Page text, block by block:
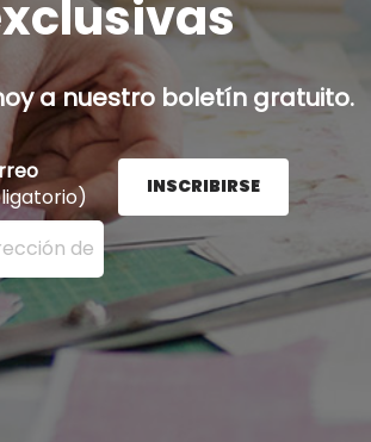
a nuestro boletín gratuito.
de correo electrónico aquí y
INSCRIBIRSE